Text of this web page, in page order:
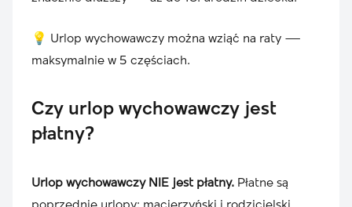
💡 Urlop wychowawczy można wziąć na raty —
maksymalnie w 5 częściach.
Czy urlop wychowawczy jest
płatny?
Urlop wychowawczy NIE jest płatny. Płatne są